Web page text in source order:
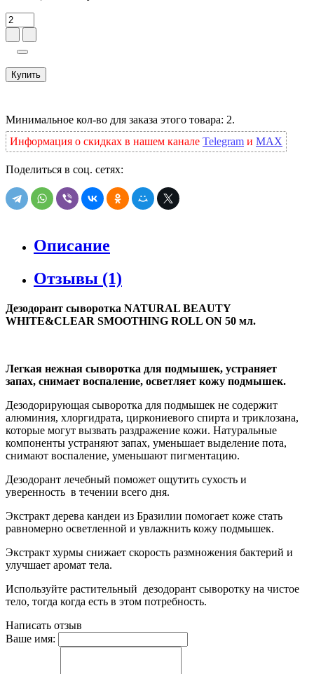
Купить
Минимальное кол-во для заказа этого товара: 2.
Информация о скидках в нашем канале Telegram и MAX
Поделиться в соц. сетях:
Описание
Отзывы (1)
Дезодорант сыворотка NATURAL BEAUTY
WHITE&CLEAR SMOOTHING ROLL ON 50 мл.
Легкая нежная сыворотка для подмышек, устраняет
запах, снимает воспаление, осветляет кожу подмышек.
Дезодорирующая сыворотка для подмышек не содержит
алюминия, хлоргидрата, циркониевого спирта и триклозана,
которые могут вызвать раздражение кожи. Натуральные
компоненты устраняют запах, уменьшает выделение пота,
снимают воспаление, уменьшают пигментацию.
Дезодорант лечебный поможет ощутить сухость и
уверенность в течении всего дня.
Экстракт дерева кандеи из Бразилии помогает коже стать
равномерно осветленной и увлажнить кожу подмышек.
Экстракт хурмы снижает скорость размножения бактерий и
улучшает аромат тела.
Используйте растительный дезодорант сыворотку на чистое
тело, тогда когда есть в этом потребность.
Написать отзыв
Ваше имя: